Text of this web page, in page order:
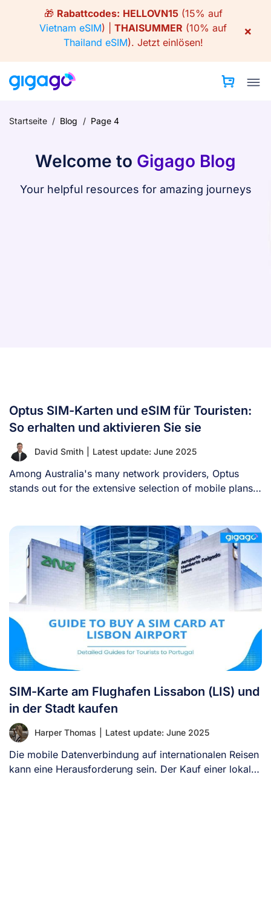
🎁 Rabattcodes: HELLOVN15(15% auf
Vietnam eSIM) | THAISUMMER (10% auf
Thailand eSIM). Jetzt einlösen!
×
Startseite / Blog / Page 4
Welcome to Gigago Blog
Your helpful resources for amazing journeys
Optus SIM-Karten und eSIM für Touristen:
So erhalten und aktivieren Sie sie
David Smith Latest update: June 2025
Among Australia's many network providers, Optus
stands out for the extensive selection of mobile plans
SIM-Karte am Flughafen Lissabon (LIS) und
in der Stadt kaufen
Harper Thomas Latest update: June 2025
Die mobile Datenverbindung auf internationalen Reisen
kann eine Herausforderung sein. Der Kauf einer lokalen